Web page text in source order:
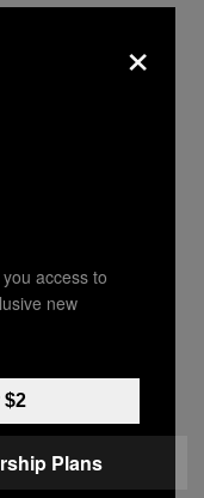
reírse de uno
una
de meterse
no
hubieran
dando
con esto,
un
tipo de
que se
y los
otros, no les
×
access to
new
Plans